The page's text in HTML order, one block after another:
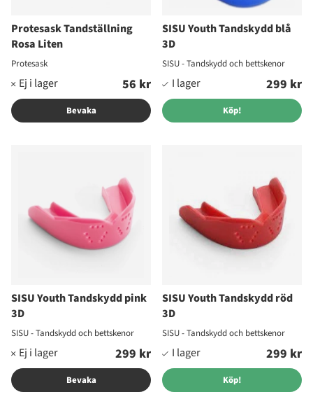
Protesask Tandställning
Rosa Liten
Protesask
56 kr
Bevaka
SISU Youth Tandskydd blå
3D
SISU - Tandskydd och bettskenor
299 kr
Köp!
SISU Youth Tandskydd pink
3D
SISU - Tandskydd och bettskenor
299 kr
Bevaka
SISU Youth Tandskydd röd
3D
SISU - Tandskydd och bettskenor
299 kr
Köp!